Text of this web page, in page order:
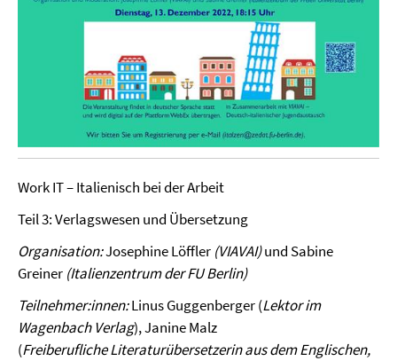
Work IT – Italienisch bei der Arbeit
Teil 3: Verlagswesen und Übersetzung
Organisation:Josephine Löffler (VIAVAI)und Sabine
Greiner (Italienzentrum der FU Berlin)
Teilnehmer:innen:Linus Guggenberger (Lektor im
Wagenbach Verlag), Janine Malz
(Freiberufliche Literaturübersetzerin aus dem Englischen,